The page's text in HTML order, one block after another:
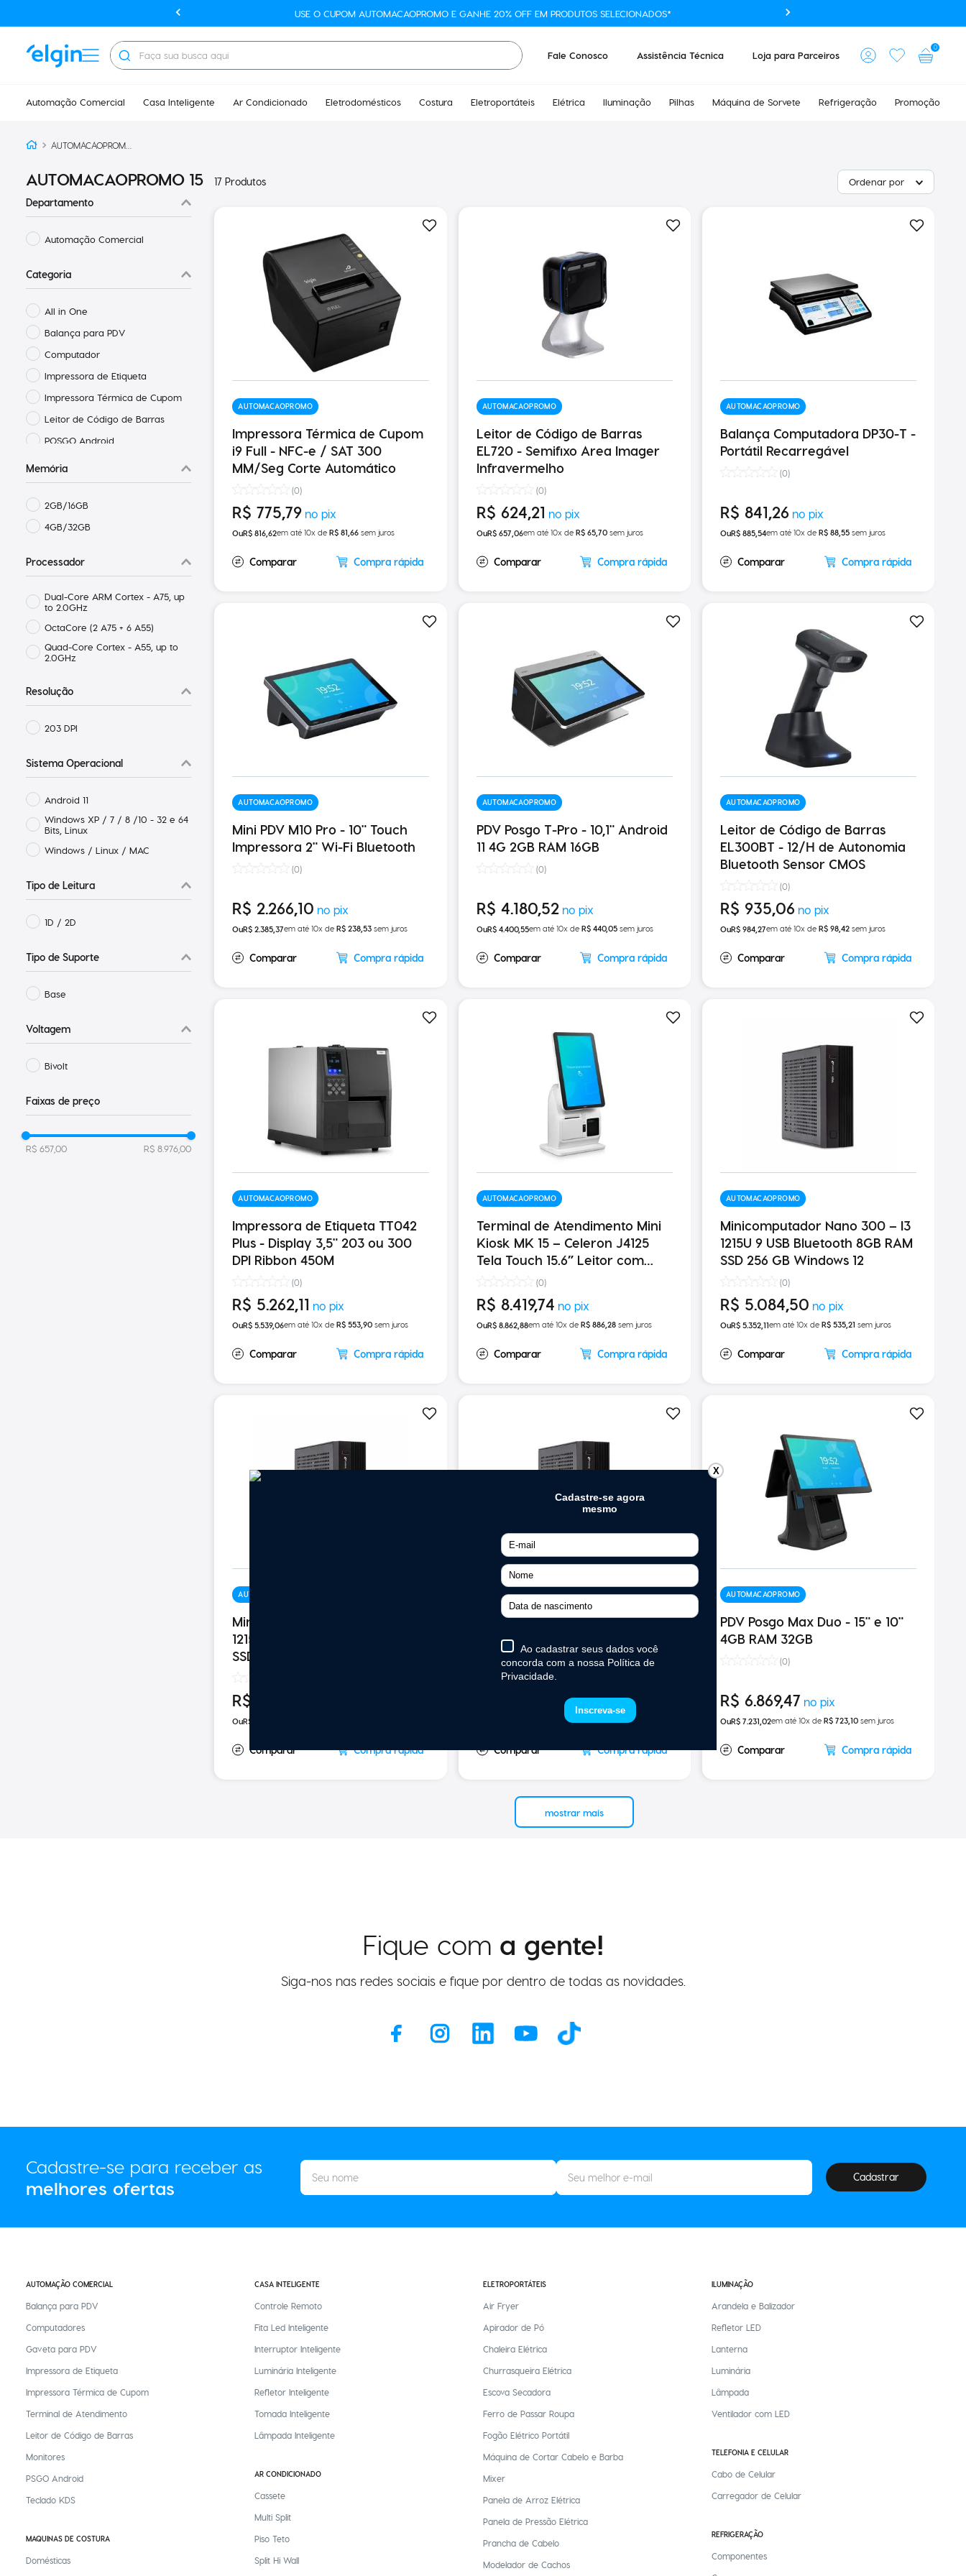
USE O CUPOM AUTOMACAOPROMO E GANHE 20% OFF EM PRODUTOS SELECIONADOS*
Faça sua busca aqui
Fale Conosco Assistência Técnica Loja para Parceiros
0
Automação Comercial Casa Inteligente Ar Condicionado Eletrodomésticos Costura Eletroportáteis Elétrica Iluminação Pilhas Máquina de Sorvete Refrigeração Promoção
AUTOMACAOPROMO 15
Departamento
Automação Comercial
Categoria
All in One
Balança para PDV
Computador
Impressora de Etiqueta
Impressora Térmica de Cupom
Leitor de Código de Barras
POSGO Android
Memória
2GB/16GB
4GB/32GB
Processador
Dual-Core ARM Cortex - A75, up
to 2.0GHz
OctaCore (2 A75 + 6 A55)
Quad-Core Cortex - A55, up to
2.0GHz
Resolução
203 DPI
Sistema Operacional
Android 11
Windows XP / 7 / 8 /10 - 32 e 64
Bits, Linux
Windows / Linux / MAC
Tipo de Leitura
1D / 2D
Tipo de Suporte
Base
Voltagem
Bivolt
Faixas de preço
R$ 657,00 R$ 8.976,00
17Produtos Ordenar por
AUTOMACAOPROMO
Impressora Térmica de Cupom
i9 Full - NFC-e / SAT 300
MM/Seg Corte Automático
(0)
R$ 775 ,79
R$ 816 ,62em até10x deR$ 81 ,66 sem juros
Compra rápida
AUTOMACAOPROMO
Leitor de Código de Barras
EL720 - Semifixo Area Imager
Infravermelho
(0)
R$ 624 21
R$ 657 06em até 10x de R$ 65, 70sem juros
Compra rápida
AUTOMACAOPROMO
Balança Computadora DP30-T -
Portátil Recarregável
(0)
R$ 841 26
R$ 885, 54em até 10x de R$ 88, 55sem juros
Compra rápida
AUTOMACAOPROMO
Mini PDV M10 Pro - 10" Touch
Impressora 2" Wi-Fi Bluetooth
(0)
R$ 2.266 10
R$ 2.385 ,37em até10x deR$ 238 ,53 sem juros
Compra rápida
AUTOMACAOPROMO
PDV Posgo T-Pro - 10,1" Android
11 4G 2GB RAM 16GB
(0)
R$ 4.180, 52
R$ 4.400,55em até 10x de R$ 440,05sem juros
Compra rápida
AUTOMACAOPROMO
Leitor de Código de Barras
EL300BT - 12/H de Autonomia
Bluetooth Sensor CMOS
(0)
R$ 935 06
R$ 984, 27em até 10x de R$ 98, 42sem juros
Compra rápida
AUTOMACAOPROMO
Impressora de Etiqueta TT042
Plus - Display 3,5" 203 ou 300
DPI Ribbon 450M
(0)
R$ 5.262 11
R$ 5.539,06em até10x deR$ 553 ,90 sem juros
Compra rápida
AUTOMACAOPROMO
Terminal de Atendimento Mini
Kiosk MK 15 – Celeron J4125
Tela Touch 15.6” Leitor com
Sensor de Presença Impressora
250MM/S
(0)
R$ 8.419,74
R$ 8.862, 88em até 10x de R$ 886, 28sem juros
Compra rápida
AUTOMACAOPROMO
Minicomputador Nano 300 – I3
1215U 9 USB Bluetooth 8GB RAM
SSD 256 GB Windows 12
(0)
R$ 5.084 50
R$ 5.352, 11em até 10x de R$ 535, 21 sem juros
Compra rápida
AUTOMACAOPROMO
Minicomputador Nano 300 – I3
1215U 9 USB Bluetooth 8GB RAM
SSD 256 GB
R$
R$
Compra rápida
AUTOMACAOPROMO
Minicomputador Nano 100 –
Intel N95 9 USB Bluetooth 4GB
RAM SSD 128 GB
(0)
x de sem juros
Compra rápida
AUTOMACAOPROMO
PDV Posgo Max Duo - 15" e 10"
4GB RAM 32GB
(0)
R$ 6.869,47
R$ 7 231 02em até 10x de R$ 723, 10sem juros
Compra rápida
mostrar mais
Fique com a gente!
Siga-nos nas redes sociais e fique por dentro de todas as novidades.
Cadastre-se para receber as
melhores ofertas
Cadastrar
AUTOMAÇÃO COMERCIAL
Balança para PDV
Computadores
Gaveta para PDV
Impressora de Etiqueta
Impressora Térmica de Cupom
Terminal de Atendimento
Leitor de Código de Barras
Monitores
PSGO Android
Teclado KDS
MAQUINAS DE COSTURA
Domésticas
CASA INTELIGENTE
Controle Remoto
Fita Led Inteligente
Interruptor Inteligente
Luminária Inteligente
Refletor Inteligente
Tomada Inteligente
Lâmpada Inteligente
AR CONDICIONADO
Cassete
Multi Split
Piso Teto
Split Hi Wall
ELETROPORTÁTEIS
Air Fryer
Apirador de Pó
Chaleira Elétrica
Churrasqueira Elétrica
Escova Secadora
Ferro de Passar Roupa
Fogão Elétrico Portátil
Máquina de Cortar Cabelo e Barba
Mixer
Panela de Arroz Elétrica
Panela de Pressão Elétrica
Prancha de Cabelo
Modelador de Cachos
ILUMINAÇÃO
Arandela e Balizador
Refletor LED
Lanterna
Luminária
Lâmpada
Ventilador com LED
TELEFONIA E CELULAR
Cabo de Celular
Carregador de Celular
REFRIGERAÇÃO
Componentes
X